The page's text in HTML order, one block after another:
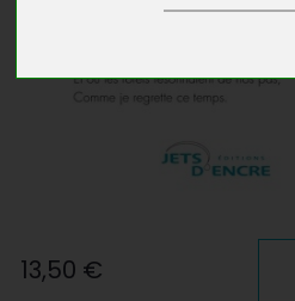
13,50 €